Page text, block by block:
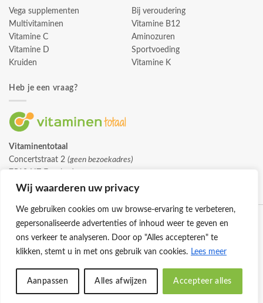
Wij waarderen uw privacy
We gebruiken cookies om uw browse-ervaring te verbeteren,
gepersonaliseerde advertenties of inhoud weer te geven en
ons verkeer te analyseren. Door op "Alles accepteren" te
klikken, stemt u in met ons gebruik van cookies. Lees meer
Aanpassen Alles afwijzen Accepteer alles
Vega supplementen
Multivitaminen
Vitamine C
Vitamine D
Kruiden
Bij veroudering
Vitamine B12
Aminozuren
Sportvoeding
Vitamine K
Heb je een vraag?
Vitaminentotaal
Concertstraat 2 (geen bezoekadres)
info@vitaminentotaal.nl
© 2026 -Vitaminentotaal.nl